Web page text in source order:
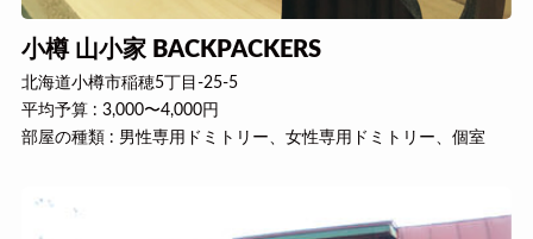
小樽 山小家 BACKPACKERS
北海道小樽市稲穂5丁目-25-5
平均予算 : 3,000〜4,000円
部屋の種類 : 男性専用ドミトリー、女性専用ドミトリー、個室